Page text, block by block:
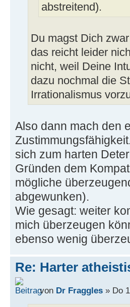
abstreitend).
Du magst Dich
das reicht leider
nicht, weil Deine
dazu nochmal die
Irrationalismus
Also dann mach den
sich zum harten
Gründen dem
mögliche
abgewunken).
Wie gesagt: weiter
mich überzeugen
ebenso wenig
Re: Harter
von Dr Fraggles » Do